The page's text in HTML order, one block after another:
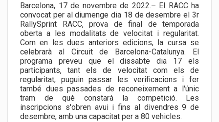
Barcelona, 17 de novembre de 2022.– El RACC ha
convocat per al diumenge dia 18 de desembre el 3r
RallySprint RACC, prova de final de temporada
oberta a les modalitats de velocitat i regularitat.
Com en les dues anteriors edicions, la cursa se
celebrarà al Circuit de Barcelona-Catalunya. El
programa preveu que el dissabte dia 17 els
participants, tant els de velocitat com els de
regularitat, puguin passar les verificacions i fer
també dues passades de reconeixement a l'únic
tram de què constarà la competició. Les
inscripcions s'obren avui i fins al divendres 9 de
desembre, amb una capacitat per a 80 vehicles.